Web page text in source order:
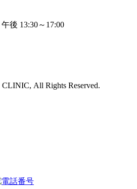
後 13:30～17:00
All Rights Reserved.